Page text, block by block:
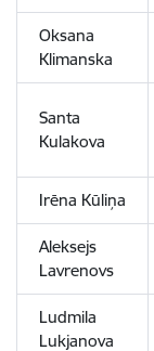
Oksana
Klimanska
Santa
Kulakova
Irēna Kūliņa
Aleksejs
Lavrenovs
Ludmila
Lukjanova